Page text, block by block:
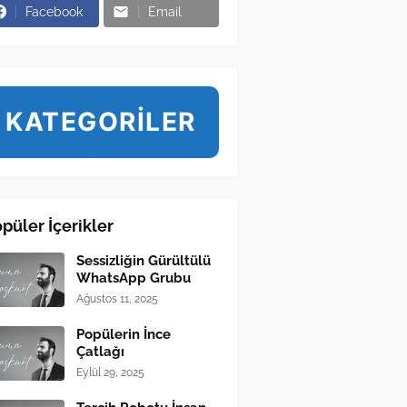
Facebook Email
KATEGORİLER
İçerikler
Sessizliğin Gürültülü
WhatsApp Grubu
Ağustos 11, 2025
Popülerin İnce
Çatlağı
Eylül 29, 2025